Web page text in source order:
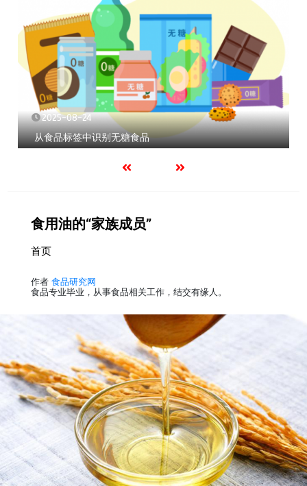
2026-04-29
春季长高的“营养密码”
食用油的“家族成员”
首页
作者 食品研究网
食品专业毕业，从事食品相关工作，结交有缘人。